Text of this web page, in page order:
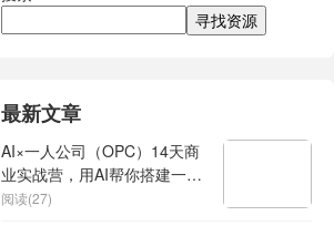
寻找资源
最新文章
AI×一人公司（OPC）14天商
业实战营，用AI帮你搭建一个
属于你自己的、能独立賺钱的
阅读(27)